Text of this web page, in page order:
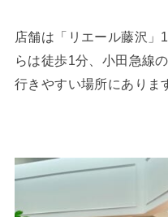
店舗は「リエール藤沢
らは徒歩1分、小田急線
行きやすい場所にありま